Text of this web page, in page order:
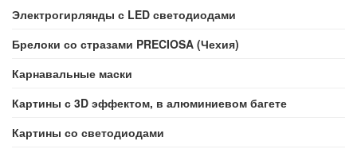
Электрогирлянды с LED светодиодами
Брелоки со стразами PRECIOSA (Чехия)
Карнавальные маски
Картины с 3D эффектом, в алюминиевом багете
Картины со светодиодами